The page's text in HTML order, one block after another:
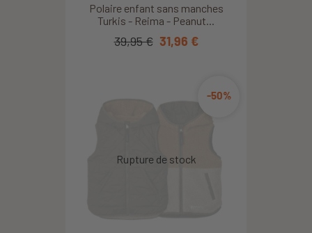
Polaire enfant sans manches
Turkis - Reima - Peanut...
39,95 € 31,96 €
-50%